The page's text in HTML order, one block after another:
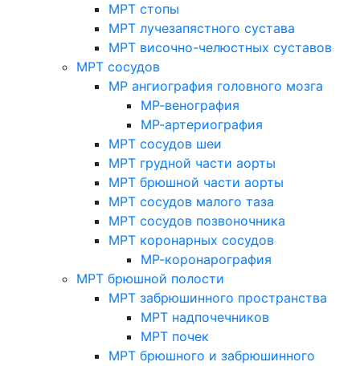
МРТ стопы
МРТ лучезапястного сустава
МРТ височно-челюстных суставов
МРТ сосудов
МР ангиография головного мозга
МР-венография
МР-артериография
МРТ сосудов шеи
МРТ грудной части аорты
МРТ брюшной части аорты
МРТ сосудов малого таза
МРТ сосудов позвоночника
МРТ коронарных сосудов
МР-коронарография
МРТ брюшной полости
МРТ забрюшинного пространства
МРТ надпочечников
МРТ почек
МРТ брюшного и забрюшинного